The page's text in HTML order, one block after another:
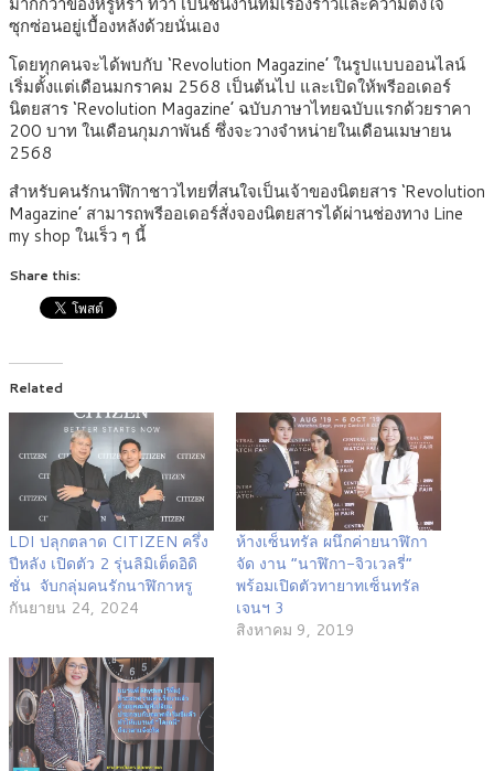
ซุกซ่อนอยู่เบื้องหลังด้วยนั่นเอง
โดยทุกคนจะได้พบกับ ‘Revolution Magazine’ ในรูปแบบออนไลน์
เริ่มตั้งแต่เดือนมกราคม 2568 เป็นต้นไป และเปิดให้พรีออเดอร์
นิตยสาร ‘Revolution Magazine’ ฉบับภาษาไทยฉบับแรกด้วยราคา
200 บาท ในเดือนกุมภาพันธ์ ซึ่งจะวางจำหน่ายในเดือนเมษายน
2568
สำหรับคนรักนาฬิกาชาวไทยที่สนใจเป็นเจ้าของนิตยสาร ‘Revolution
Magazine’ สามารถพรีออเดอร์สั่งจองนิตยสารได้ผ่านช่องทาง Line
my shop ในเร็ว ๆ นี้
Share this:
Related
LDI ปลุกตลาด CITIZEN ครึ่ง
ปีหลัง เปิดตัว 2 รุ่นลิมิเต็ดอิดิ
ชั่น จับกลุ่มคนรักนาฬิกาหรู
กันยายน 24, 2024
ห้างเซ็นทรัล ผนึกค่ายนาฬิกา
จัด งาน “นาฬิกา-จิวเวลรี่”
พร้อมเปิดตัวทายาทเซ็นทรัล
เจนฯ 3
สิงหาคม 9, 2019